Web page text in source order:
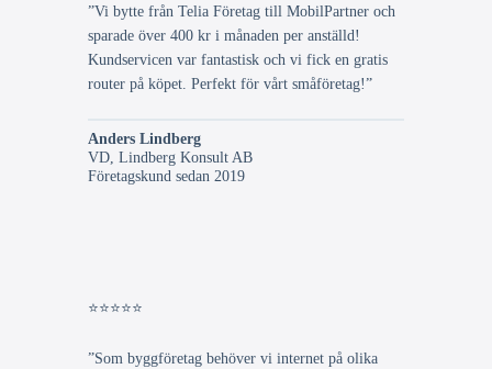
”Vi bytte från Telia Företag till MobilPartner och
sparade över 400 kr i månaden per anställd!
Kundservicen var fantastisk och vi fick en gratis
router på köpet. Perfekt för vårt småföretag!”
Anders Lindberg
VD, Lindberg Konsult AB
Företagskund sedan 2019
⭐⭐⭐⭐⭐
”Som byggföretag behöver vi internet på olika